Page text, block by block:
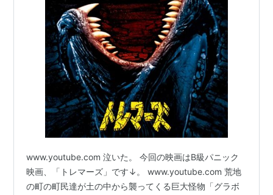
www.youtube.com 泣いた。 今回の映画はB級パニック
映画、「トレマーズ」です↓。 www.youtube.com 荒地
の町の町民達が土の中から襲ってくる巨大怪物「グラボ